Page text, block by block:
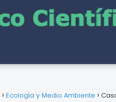
Ecología y Medio Ambiente